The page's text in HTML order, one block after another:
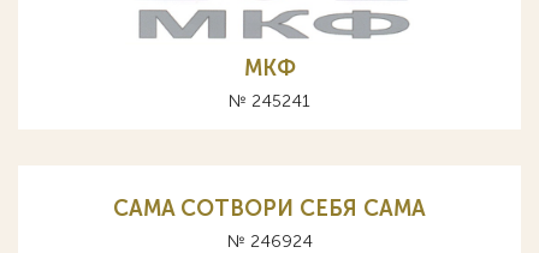
МКФ
№ 245241
CAMA СОТВОРИ СЕБЯ САМА
№ 246924